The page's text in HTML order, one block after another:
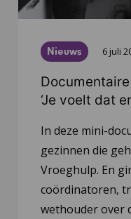
Nieuws 6 juli
‘Je voelt dat
In deze mini-
gezinnen die
Vroeghulp. En
coördinatoren,
wethouder over